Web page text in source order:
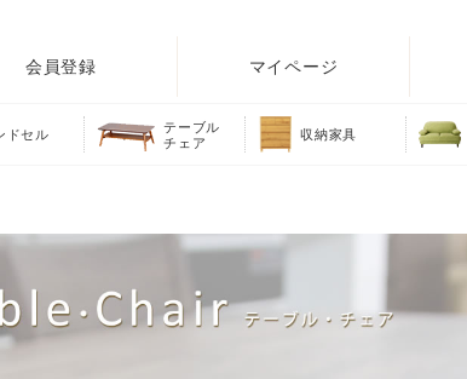
会員登録 マイページ
ドセル
テーブル
チェア
収納家具